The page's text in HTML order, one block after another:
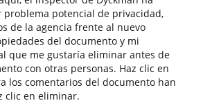
problema potencial de privacidad,
de la agencia frente al nuevo
del documento y mi
que me gustaría eliminar antes de
con otras personas. Haz clic en
los comentarios del documento han
clic en eliminar.